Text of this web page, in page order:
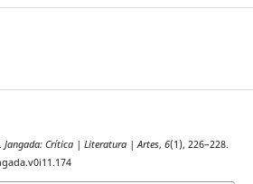
Jangada: Crítica | Literatura | Artes, 6(1), 226–228.